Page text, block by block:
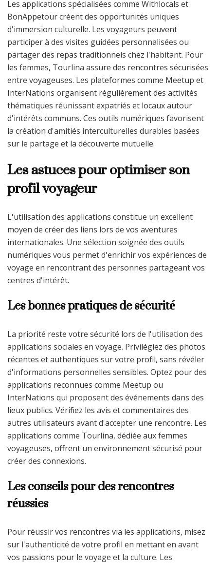
Les applications spécialisées comme Withlocals et
BonAppetour créent des opportunités uniques
d'immersion culturelle. Les voyageurs peuvent
participer à des visites guidées personnalisées ou
partager des repas traditionnels chez l'habitant. Pour
les femmes, Tourlina assure des rencontres sécurisées
entre voyageuses. Les plateformes comme Meetup et
InterNations organisent régulièrement des activités
thématiques réunissant expatriés et locaux autour
d'intérêts communs. Ces outils numériques favorisent
la création d'amitiés interculturelles durables basées
sur le partage et la découverte mutuelle.
Les astuces pour optimiser son
profil voyageur
L'utilisation des applications constitue un excellent
moyen de créer des liens lors de vos aventures
internationales. Une sélection soignée des outils
numériques vous permet d'enrichir vos expériences de
voyage en rencontrant des personnes partageant vos
centres d'intérêt.
Les bonnes pratiques de sécurité
La priorité reste votre sécurité lors de l'utilisation des
applications sociales en voyage. Privilégiez des photos
récentes et authentiques sur votre profil, sans révéler
d'informations personnelles sensibles. Optez pour des
applications reconnues comme Meetup ou
InterNations qui proposent des événements dans des
lieux publics. Vérifiez les avis et commentaires des
autres utilisateurs avant d'accepter une rencontre. Les
applications comme Tourlina, dédiée aux femmes
voyageuses, offrent un environnement sécurisé pour
créer des connexions.
Les conseils pour des rencontres
réussies
Pour réussir vos rencontres via les applications, misez
sur l'authenticité de votre profil en mettant en avant
vos passions pour le voyage et la culture. Les